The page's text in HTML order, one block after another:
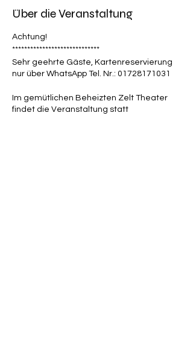
Über die Veranstaltung
Achtung!
*****************************
Sehr geehrte Gäste, Kartenreservierung
nur über WhatsApp Tel. Nr.: 01728171031
Im gemütlichen Beheizten Zelt Theater
findet die Veranstaltung statt